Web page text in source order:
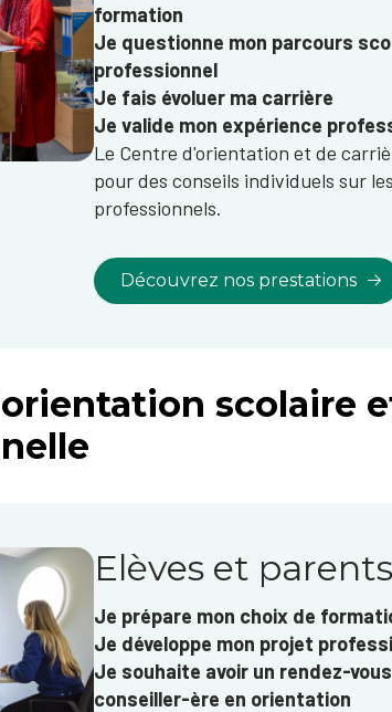
formation
Je questionne mon parcours
professionnel
Je fais évoluer ma carrière
Je valide mon expérience
Le ​​​​​​​​​​​​​​​​​​​​​​​​​​​​​​​​​​​​​Centre d'orientation et de
pour des conseils individuels sur
professionnels.
Découvrez nos prestations
scolaire
Elèves et parents
Je prépare mon choix de
Je développe mon projet
Je souhaite avoir un rendez-
conseiller-ère en orientation